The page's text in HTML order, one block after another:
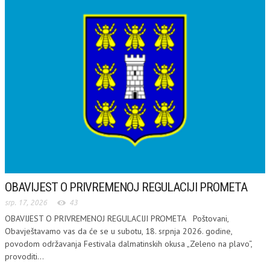
OBAVIJEST O PRIVREMENOJ REGULACIJI PROMETA
srp. 17, 2026 43
OBAVIJEST O PRIVREMENOJ REGULACIJI PROMETA Poštovani,
Obavještavamo vas da će se u subotu, 18. srpnja 2026. godine,
povodom održavanja Festivala dalmatinskih okusa „Zeleno na plavo“,
provoditi...